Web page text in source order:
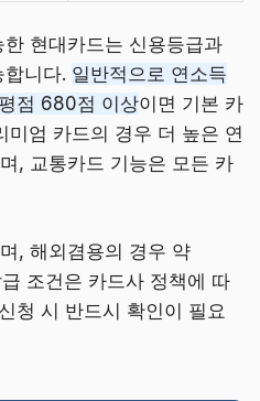
현대카드는 신용등급과
니다. 일반적으로 연소득
점 680점 이상이면 기본 카
미엄 카드의 경우 더 높은 연
, 교통카드 기능은 모든 카
, 해외겸용의 경우 약
조건은 카드사 정책에 따
청 시 반드시 확인이 필요